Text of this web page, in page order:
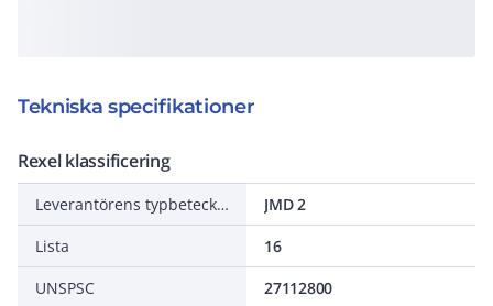
Tekniska specifikationer
Rexel klassificering
Leverantörens typbeteckning
JMD 2
Lista
16
UNSPSC
27112800